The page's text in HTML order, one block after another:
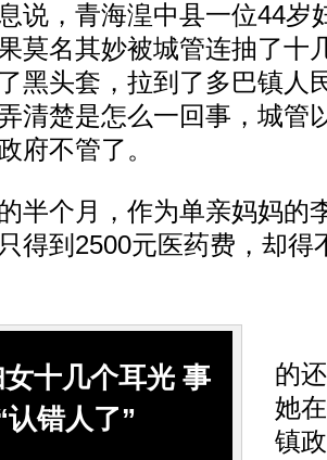
，青海湟中县一位44岁
莫名其妙被城管连抽了十
黑头套，拉到了多巴镇人
清楚是怎么一回事，城管
府不管了。
个月，作为单亲妈妈的
得到2500元医药费，却得
十几个耳光 事
认错人了”
的
她
镇